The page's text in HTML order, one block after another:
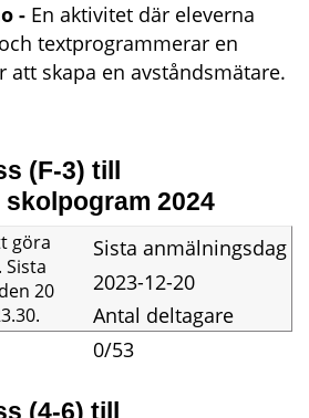
- En aktivitet där eleverna
textprogrammerar en
skapa en avståndsmätare.
(F-3) till
2024
Sista anmälningsdag
2023-12-20
Antal deltagare
0/53
göra
20
(4-6) till